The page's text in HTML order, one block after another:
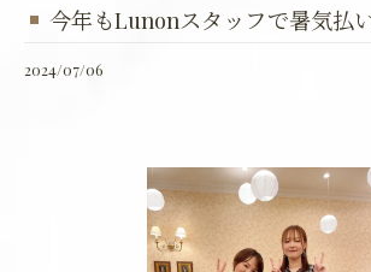
今年もLunonスタッフで暑気払
2024/07/06